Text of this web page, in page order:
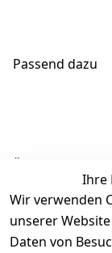
Passend dazu
Ähnliche
Ihre
Wir verwenden
unserer
Daten von